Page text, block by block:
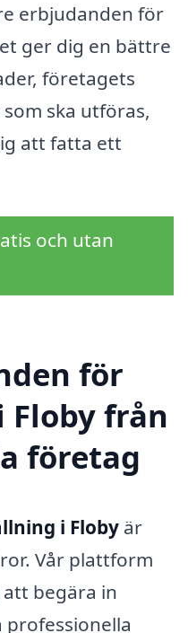
erbjudanden för
ger dig en bättre
företagets
ska utföras,
att fatta ett
och utan
för
från
företag
i Floby är
Vår plattform
begära in